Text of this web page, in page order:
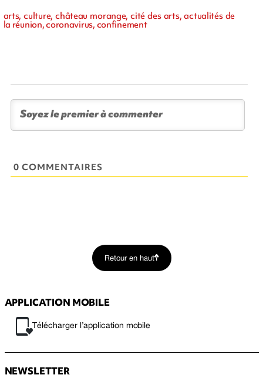
arts, culture, château morange, cité des arts, actualités de
la réunion, coronavirus, confinement
0 COMMENTAIRES
Retour en haut
APPLICATION MOBILE
Télécharger l’application mobile
NEWSLETTER